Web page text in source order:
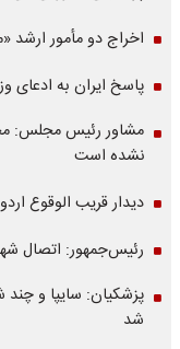
اخراج دو مأمور ارشد
پاسخ ایران به ادعای
مشاور رئیس مجلس:
نشده است
دیدار قریب الوقوع
رئیس‌جمهور: اتصال
پزشکیان: سایپا و چند
شد